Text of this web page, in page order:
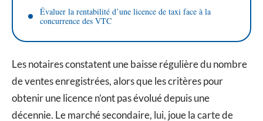
Évaluer la rentabilité d’une licence de taxi face à la
concurrence des VTC
Les notaires constatent une baisse régulière du nombre
de ventes enregistrées, alors que les critères pour
obtenir une licence n’ont pas évolué depuis une
décennie. Le marché secondaire, lui, joue la carte de